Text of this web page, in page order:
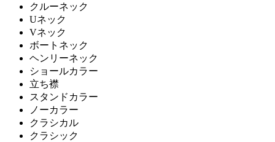
クルーネック
Uネック
Vネック
ボートネック
ヘンリーネック
ショールカラー
立ち襟
スタンドカラー
ノーカラー
クラシカル
クラシック